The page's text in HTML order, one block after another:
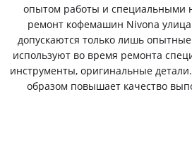
опытом работы и специальными
ремонт кофемашин Nivona улица
допускаются только лишь
используют во время ремонта
инструменты, оригинальные
образом повышает качество